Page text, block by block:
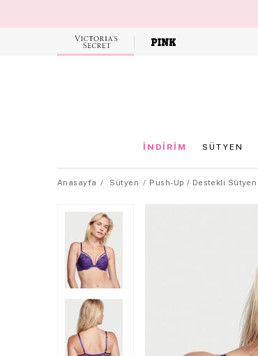
Victoria's
Secret
İNDİRİM SÜTYEN
Anasayfa Sütyen Push-Up / Destekli Sütyen